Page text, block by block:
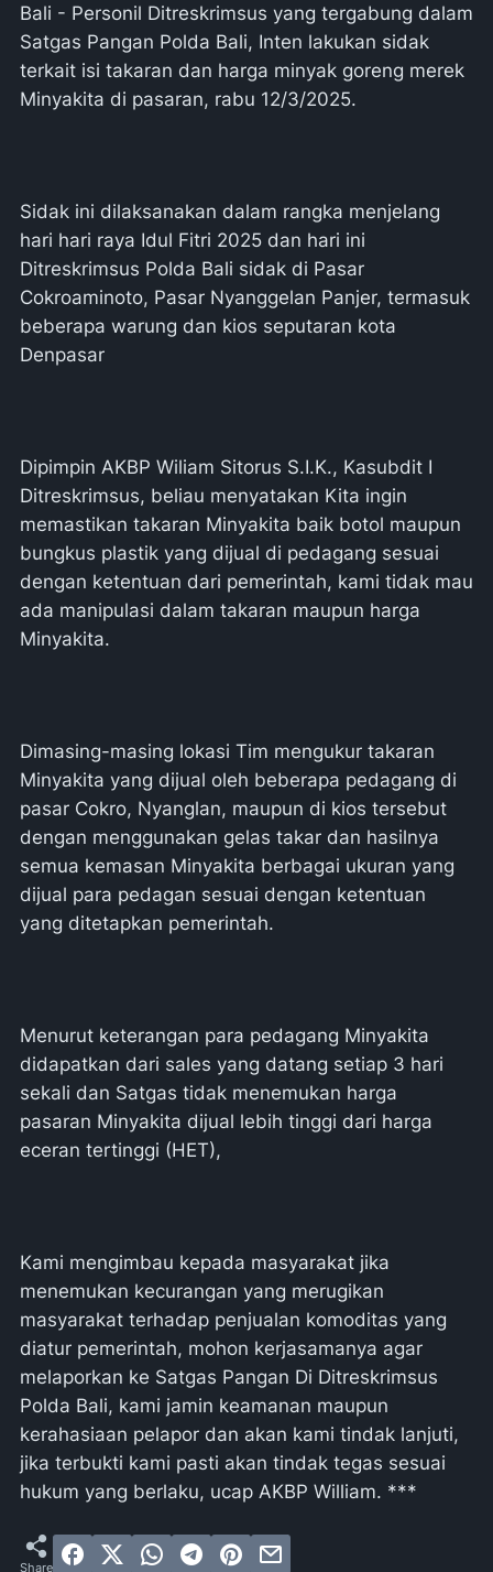
Bali - Personil Ditreskrimsus yang tergabung dalam
Satgas Pangan Polda Bali, Inten lakukan sidak
terkait isi takaran dan harga minyak goreng merek
Minyakita di pasaran, rabu 12/3/2025.
Sidak ini dilaksanakan dalam rangka menjelang
hari hari raya Idul Fitri 2025 dan hari ini
Ditreskrimsus Polda Bali sidak di Pasar
Cokroaminoto, Pasar Nyanggelan Panjer, termasuk
beberapa warung dan kios seputaran kota
Denpasar
Dipimpin AKBP Wiliam Sitorus S.I.K., Kasubdit I
Ditreskrimsus, beliau menyatakan Kita ingin
memastikan takaran Minyakita baik botol maupun
bungkus plastik yang dijual di pedagang sesuai
dengan ketentuan dari pemerintah, kami tidak mau
ada manipulasi dalam takaran maupun harga
Minyakita.
Dimasing-masing lokasi Tim mengukur takaran
Minyakita yang dijual oleh beberapa pedagang di
pasar Cokro, Nyanglan, maupun di kios tersebut
dengan menggunakan gelas takar dan hasilnya
semua kemasan Minyakita berbagai ukuran yang
dijual para pedagan sesuai dengan ketentuan
yang ditetapkan pemerintah.
Menurut keterangan para pedagang Minyakita
didapatkan dari sales yang datang setiap 3 hari
sekali dan Satgas tidak menemukan harga
pasaran Minyakita dijual lebih tinggi dari harga
eceran tertinggi (HET),
Kami mengimbau kepada masyarakat jika
menemukan kecurangan yang merugikan
masyarakat terhadap penjualan komoditas yang
diatur pemerintah, mohon kerjasamanya agar
melaporkan ke Satgas Pangan Di Ditreskrimsus
Polda Bali, kami jamin keamanan maupun
kerahasiaan pelapor dan akan kami tindak lanjuti,
jika terbukti kami pasti akan tindak tegas sesuai
hukum yang berlaku, ucap AKBP William. ***